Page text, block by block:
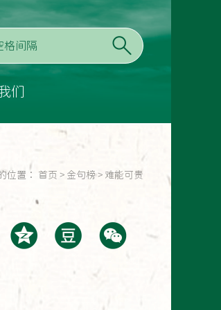
们
位置： 首页 > 金句榜 > 难能可贵